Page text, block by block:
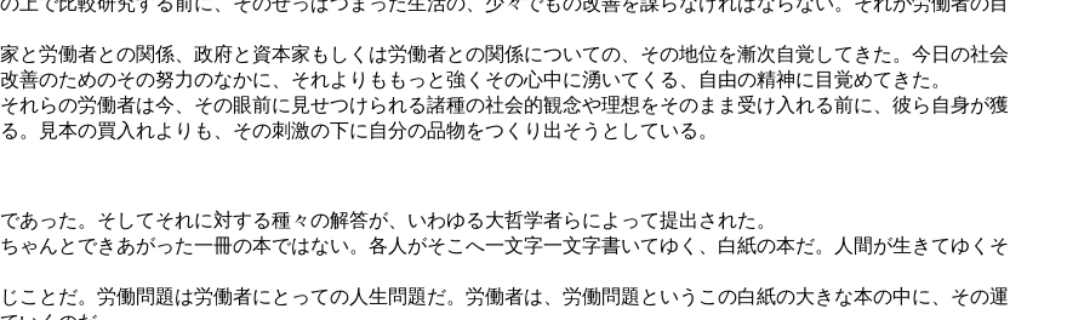
労働者との関係、政府と資本家もしくは労働者との関係についての、その地位を漸次自覚してきた。今日の社会
のためのその努力のなかに、それよりももっと強くその心中に湧いてくる、自由の精神に目覚めてきた。
らの労働者は今、その眼前に見せつけられる諸種の社会的観念や理想をそのまま受け入れる前に、彼ら自身が獲
見本の買入れよりも、その刺激の下に自分の品物をつくり出そうとしている。
った。そしてそれに対する種々の解答が、いわゆる大哲学者らによって提出された。
んとできあがった一冊の本ではない。各人がそこへ一文字一文字書いてゆく、白紙の本だ。人間が生きてゆくそ
とだ。労働問題は労働者にとっての人生問題だ。労働者は、労働問題というこの白紙の大きな本の中に、その運